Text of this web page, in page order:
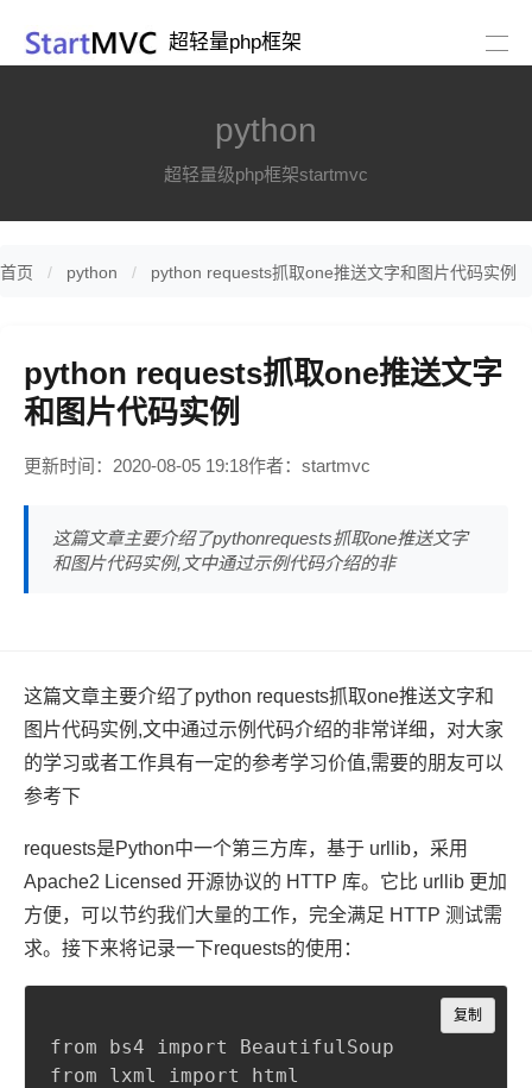
超轻量php框架
python
超轻量级php框架startmvc
首页 python python requests抓取one推送文字和图片代码实例
python requests抓取one推送文字
和图片代码实例
更新时间：2020-08-05 19:18作者：startmvc
这篇文章主要介绍了pythonrequests抓取one推送文字
和图片代码实例,文中通过示例代码介绍的非
这篇文章主要介绍了python requests抓取one推送文字和
图片代码实例,文中通过示例代码介绍的非常详细，对大家
的学习或者工作具有一定的参考学习价值,需要的朋友可以
参考下
requests是Python中一个第三方库，基于 urllib，采用
Apache2 Licensed 开源协议的 HTTP 库。它比 urllib 更加
方便，可以节约我们大量的工作，完全满足 HTTP 测试需
求。接下来将记录一下requests的使用：
from bs4 import BeautifulSoup
from lxml import html
复制
Copy